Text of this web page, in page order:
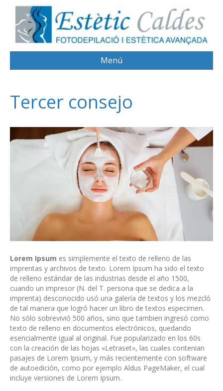
Menú
Tercer consejo
Lorem Ipsum es simplemente el texto de relleno de las
imprentas y archivos de texto. Lorem Ipsum ha sido el texto
de relleno estándar de las industrias desde el año 1500,
cuando un impresor (N. del T. persona que se dedica a la
imprenta) desconocido usó una galería de textos y los mezcló
de tal manera que logró hacer un libro de textos especimen.
No sólo sobrevivió 500 años, sino que tambien ingresó como
texto de relleno en documentos electrónicos, quedando
esencialmente igual al original. Fue popularizado en los 60s
con la creación de las hojas «Letraset», las cuales contenian
pasajes de Lorem Ipsum, y más recientemente con software
de autoedición, como por ejemplo Aldus PageMaker, el cual
incluye versiones de Lorem Ipsum.